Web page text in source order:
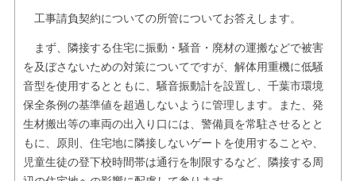
工事請負契約についての所管についてお答えします。
まず、隣接する住宅に振動・騒音・廃材の運搬などで被害
を及ぼさないための対策についてですが、解体用重機に低騒
音型を使用するとともに、騒音振動計を設置し、千葉市環境
保全条例の基準値を超過しないように管理します。また、発
生材搬出等の車両の出入り口には、警備員を常駐させるとと
もに、原則、住宅地に隣接しないゲートを使用することや、
児童生徒の登下校時間帯は通行を制限するなど、隣接する周